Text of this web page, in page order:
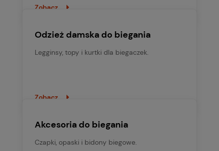
Zobacz
Odzież damska do biegania
Legginsy, topy i kurtki dla biegaczek.
Zobacz
Akcesoria do biegania
Czapki, opaski i bidony biegowe.